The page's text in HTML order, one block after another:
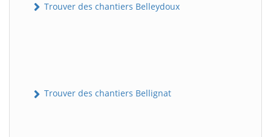
Trouver des chantiers Belleydoux
Trouver des chantiers Bellignat